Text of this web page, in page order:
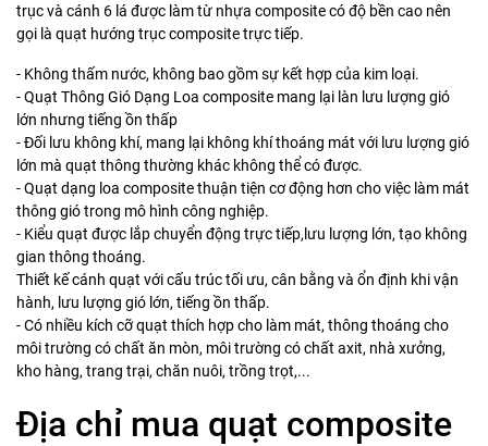
trục và cánh 6 lá được làm từ nhựa composite có độ bền cao nên
gọi là quạt hướng trục composite trực tiếp.
- Không thấm nước, không bao gồm sự kết hợp của kim loại.
- Quạt Thông Gió Dạng Loa composite mang lại làn lưu lượng gió
lớn nhưng tiếng ồn thấp
- Đối lưu không khí, mang lại không khí thoáng mát với lưu lượng gió
lớn mà quạt thông thường khác không thể có được.
- Quạt dạng loa composite thuận tiện cơ động hơn cho việc làm mát
thông gió trong mô hình công nghiệp.
- Kiểu quạt được lắp chuyển động trực tiếp,lưu lượng lớn, tạo không
gian thông thoáng.
Thiết kế cánh quạt với cấu trúc tối ưu, cân bằng và ổn định khi vận
hành, lưu lượng gió lớn, tiếng ồn thấp.
- Có nhiều kích cỡ quạt thích hợp cho làm mát, thông thoáng cho
môi trường có chất ăn mòn, môi trường có chất axit, nhà xưởng,
kho hàng, trang trại, chăn nuôi, trồng trọt,...
Địa chỉ mua quạt composite